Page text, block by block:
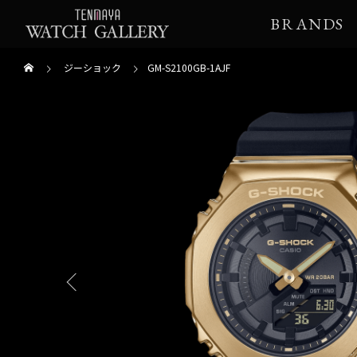
BRANDS
ジーショック GM-S2100GB-1AJF